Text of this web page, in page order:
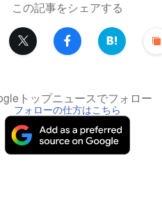
この記事をシェアする
トップニュースでフォロー
フォローの仕方はこちら